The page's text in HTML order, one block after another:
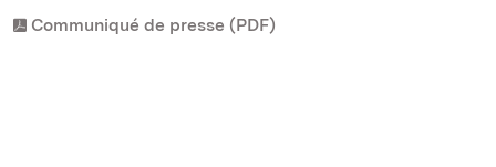
Communiqué de presse (PDF)